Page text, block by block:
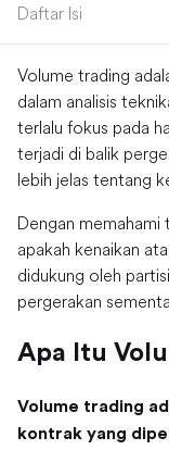
Daftar Isi
Volume trading
dalam analisis
terlalu fokus pada
terjadi di balik
lebih jelas tentang
Dengan memahami
apakah kenaikan
didukung oleh
pergerakan
Apa Itu
Volume trading
kontrak yang